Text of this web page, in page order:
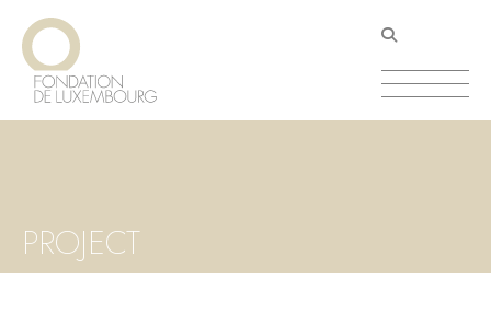
Aller
contenu
principal
PROJECT
Panneau de gestion des cookies